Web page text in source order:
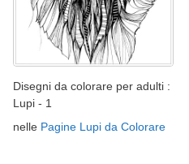
Disegni da colorare per adulti :
Lupi - 1
nelle Pagine Lupi da Colorare